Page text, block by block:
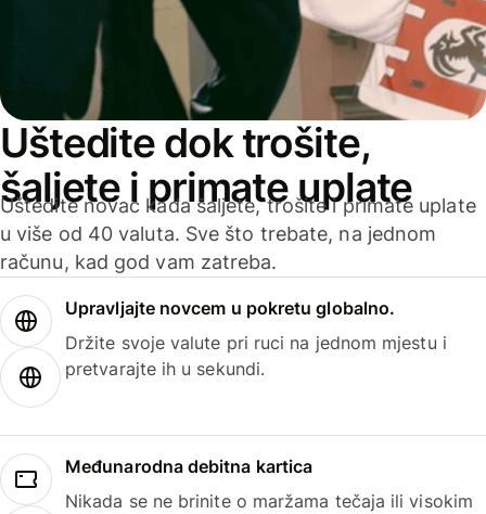
Uštedite dok trošite,
šaljete i primate uplate
Uštedite novac kada šaljete, trošite i primate uplate
u više od 40 valuta. Sve što trebate, na jednom
računu, kad god vam zatreba.
Upravljajte novcem u pokretu globalno.
Držite svoje valute pri ruci na jednom mjestu i
pretvarajte ih u sekundi.
Međunarodna debitna kartica
Nikada se ne brinite o maržama tečaja ili visokim